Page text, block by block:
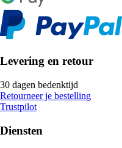
Levering en retour
30 dagen bedenktijd
Retourneer je bestelling
Trustpilot
Diensten